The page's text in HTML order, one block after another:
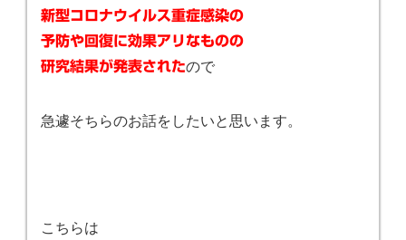
新型コロナウイルス重症感染の
予防や回復に効果アリなものの
研究結果が発表されたので
急遽そちらのお話をしたいと思います。
こちらは